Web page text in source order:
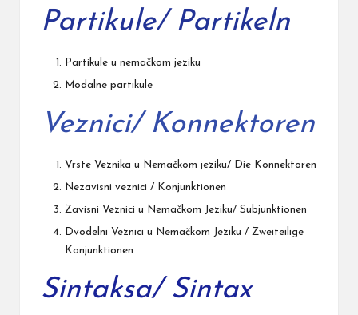
Partikule/ Partikeln
Partikule u nemačkom jeziku
Modalne partikule
Veznici/ Konnektoren
Vrste Veznika u Nemačkom jeziku/ Die Konnektoren
Nezavisni veznici / Konjunktionen
Zavisni Veznici u Nemačkom Jeziku/ Subjunktionen
Dvodelni Veznici u Nemačkom Jeziku / Zweiteilige
Konjunktionen
Sintaksa/ Sintax